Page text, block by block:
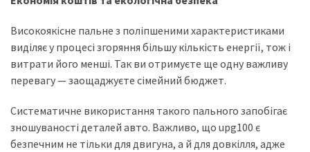
Високоякісне пальне з поліпшеними характеристиками
виділяє у процесі згоряння більшу кількість енергії, тож і
витрати його менші. Так ви отримуєте ще одну важливу
перевагу — заощаджуєте сімейний бюджет.
Систематичне використання такого пального запобігає
зношуваності деталей авто. Важливо, що upg100 є
безпечним не тільки для двигуна, а й для довкілля, адже